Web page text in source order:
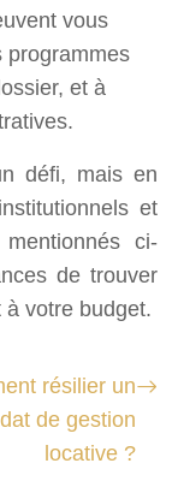
vous
programmes
et à
défi, mais en
et
ci-
de trouver
votre budget.
résilier un
de gestion
locative ?